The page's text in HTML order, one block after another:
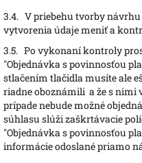
3.4. V priebehu tvorby návrhu
vytvorenia údaje meniť a
3.5. Po vykonaní kontroly
"Objednávka s povinnosťou
stlačením tlačidla musíte ale
riadne oboznámili a že s nimi
prípade nebude možné
súhlasu slúži zaškrtávacie
"Objednávka s povinnosťou
informácie odoslané priamo